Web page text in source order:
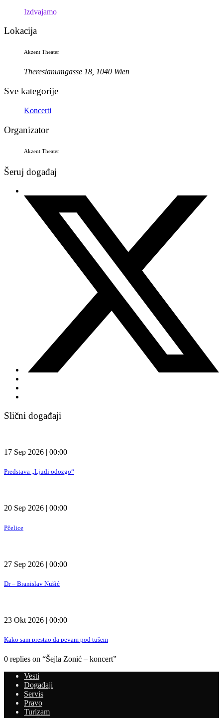
Izdvajamo
Lokacija
Akzent Theater
Theresianumgasse 18, 1040 Wien
Sve kategorije
Koncerti
Organizator
Akzent Theater
Šeruj događaj
Slični događaji
17 Sep 2026 | 00:00
Predstava „Ljudi odozgo“
20 Sep 2026 | 00:00
Pčelice
27 Sep 2026 | 00:00
Dr – Branislav Nušić
23 Okt 2026 | 00:00
Kako sam prestao da pevam pod tušem
0 replies on “Šejla Zonić – koncert”
Vesti
Događaji
Servis
Pravo
Turizam